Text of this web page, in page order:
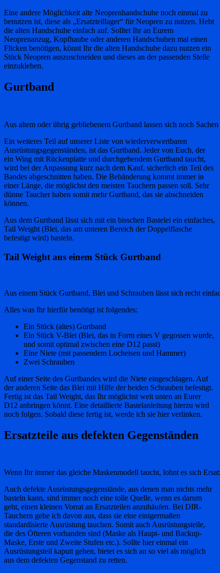
Eine andere Möglichkeit alte Neoprenhandschuhe noch einmal zu
benutzen ist, diese als „Ersatzteillager“ für Neopren zu nutzen. Hebt
die alten Handschuhe einfach auf. Solltet Ihr an Eurem
Neoprenanzug, Kopfhaube oder anderen Handschuhen mal einen
Flicken benötigen, könnt Ihr die alten Handschuhe dazu nutzen ein
Stück Neopren auszuschneiden und dieses an der passenden Stelle
einzukleben.
Gurtband
Aus altem oder übrig gebliebenem Gurtband lassen sich noch Sachen
Ein weiteres Teil auf unserer Liste von wiederverwertbaren
Ausrüstungsgegenständen, ist das Gurtband. Jeder von Euch, der
ein Wing mit Rückenplatte und durchgehendem Gurtband taucht,
wird bei der Anpassung kurz nach dem Kauf, sicherlich ein Teil des
Bandes abgeschnitten haben. Die Bebänderung kommt immer in
einer Länge, die möglichst den meisten Tauchern passen soll. Sehr
dünne Taucher haben somit mehr Gurtband, das sie abschneiden
können.
Aus dem Gurtband lässt sich mit ein bisschen Bastelei ein einfaches,
Tail Weight (Blei, das am unteren Bereich der Doppelflasche
befestigt wird) basteln.
Tail Weight aus einem Stück Gurtband
Aus einem Stück Gurtband, Blei und Schrauben lässt sich recht
Alles was Ihr hierfür benötigt ist folgendes:
Ein Stück (altes) Gurtband
Ein Stück V-Blei (Blei, das in Form eines V gegossen wurde,
und somit optimal zwischen eine D12 passt)
Eine Niete (mit passendem Locheisen und Hammer)
Zwei Schrauben
Auf einer Seite des Gurtbandes wird die Niete eingeschlagen. Auf
der anderen Seite das Blei mit Hilfe der beiden Schrauben befestigt.
Fertig ist das Tail Weight, das Ihr möglichst weit unten an Eurer
D12 anbringen könnt. Eine detaillierte Bastelanleitung hierzu wird
noch folgen. Sobald diese fertig ist, werde ich sie hier verlinken.
Ersatzteile aus defekten Gegenständen
Wenn Ihr immer das gleiche Maskenmodell taucht, lohnt es sich
Auch defekte Ausrüstungsgegenstände, aus denen man nichts mehr
basteln kann, sind immer noch eine tolle Quelle, wenn es darum
geht, einen kleinen Vorrat an Ersatzteilen anzuhäufen. Bei DIR-
Tauchern gehe ich davon aus, dass sie eine einigermaßen
standardisierte Ausrüstung tauchen. Somit auch Ausrüstungsteile,
die des Öfteren vorhanden sind (Maske als Haupt- und Backup-
Maske, Erste und Zweite Stufen etc.). Sollte hier einmal ein
Ausrüstungsteil kaputt gehen, bietet es sich an so viel als möglich
aus dem defekten Gegenstand zu retten.